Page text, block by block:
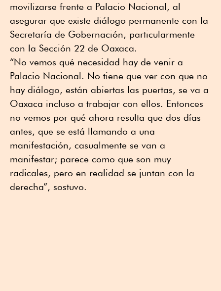
movilizarse frente a Palacio Nacional, al
asegurar que existe diálogo permanente con la
Secretaría de Gobernación, particularmente
con la Sección 22 de Oaxaca.
“No vemos qué necesidad hay de venir a
Palacio Nacional. No tiene que ver con que no
hay diálogo, están abiertas las puertas, se va a
Oaxaca incluso a trabajar con ellos. Entonces
no vemos por qué ahora resulta que dos días
antes, que se está llamando a una
manifestación, casualmente se van a
manifestar; parece como que son muy
radicales, pero en realidad se juntan con la
derecha”, sostuvo.